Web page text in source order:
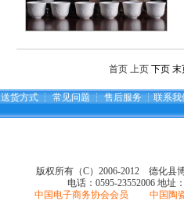
首页 上页 下页 末
送货方式 ┆ 常见问题 ┆ 售后服务 ┆ 联系我
版权所有（C）2006-2012 德化县
电话：0595-23552006 地址
中国电子商务协会会员 中国陶